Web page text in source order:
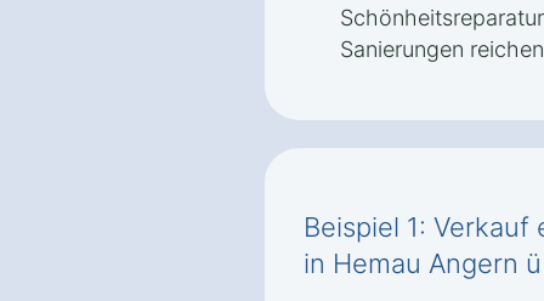
Sanierungen
Beispiel 1:
in Hemau Angern